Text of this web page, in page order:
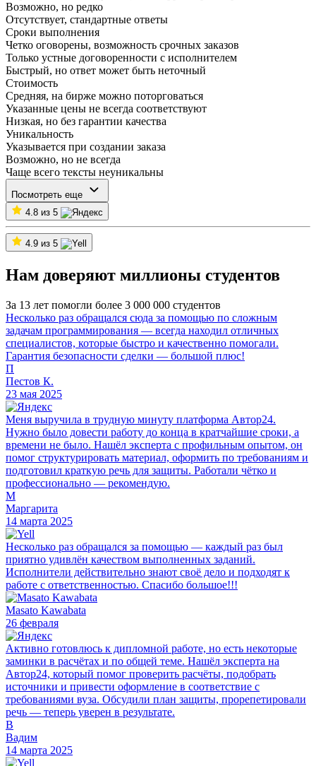
Возможно, но редко
Отсутствует, стандартные ответы
Сроки выполнения
Четко оговорены, возможность срочных заказов
Только устные договоренности с исполнителем
Быстрый, но ответ может быть неточный
Стоимость
Средняя, на бирже можно поторговаться
Указанные цены не всегда соответствуют
Низкая, но без гарантии качества
Уникальность
Указывается при создании заказа
Возможно, но не всегда
Чаще всего тексты неуникальны
Посмотреть еще
4.8 из 5
4.9 из 5
Нам доверяют миллионы студентов
За 13 лет помогли более 3 000 000 студентов
Несколько раз обращался сюда за помощью по сложным
задачам программирования — всегда находил отличных
специалистов, которые быстро и качественно помогали.
Гарантия безопасности сделки — большой плюс!
П
Пестов К.
23 мая 2025
Меня выручила в трудную минуту платформа Автор24.
Нужно было довести работу до конца в кратчайшие сроки, а
времени не было. Нашёл эксперта с профильным опытом, он
помог структурировать материал, оформить по требованиям и
подготовил краткую речь для защиты. Работали чётко и
профессионально — рекомендую.
М
Маргарита
14 марта 2025
Несколько раз обращался за помощью — каждый раз был
приятно удивлён качеством выполненных заданий.
Исполнители действительно знают своё дело и подходят к
работе с ответственностью. Спасибо большое!!!
Masato Kawabata
26 февраля
Активно готовлюсь к дипломной работе, но есть некоторые
заминки в расчётах и по общей теме. Нашёл эксперта на
Автор24, который помог проверить расчёты, подобрать
источники и привести оформление в соответствие с
требованиями вуза. Обсудили план защиты, прорепетировали
речь — теперь уверен в результате.
В
Вадим
14 марта 2025